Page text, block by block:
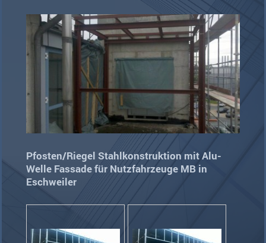
Pfosten/Riegel Stahlkonstruktion mit Alu-
Welle Fassade für Nutzfahrzeuge MB in
Eschweiler